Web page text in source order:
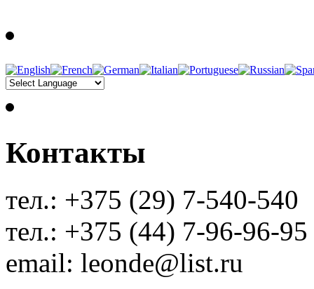
Контакты
тел.: +375 (29) 7-540-540
тел.: +375 (44) 7-96-96-95
email: leonde@list.ru